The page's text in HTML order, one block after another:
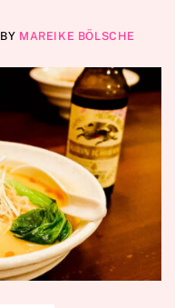
BY MAREIKE BÖLSCHE